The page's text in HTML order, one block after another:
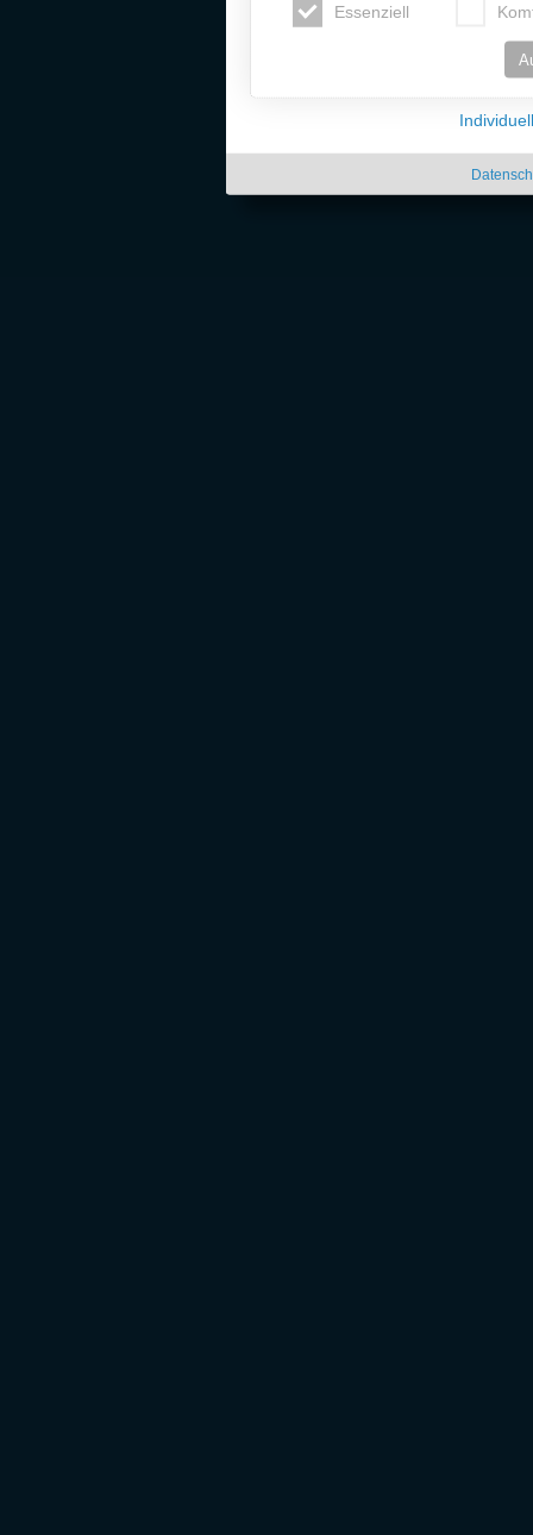
Essenziell